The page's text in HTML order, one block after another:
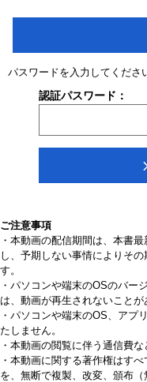
パスワードを入力してくださ
認証パスワード：
ご注意事項
・本動画の配信期間は、本書
し、予期しない事情によりそ
す。
・パソコンや端末のOSのバー
は、動画が再生されないことが
・パソコンや端末のOS、アプ
たしません。
・本動画の閲覧に伴う通信費
・本動画に関する著作権はす
を、無断で複製、改変、頒布